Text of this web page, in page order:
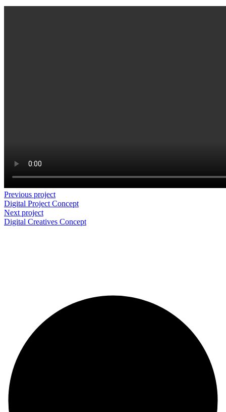
Previous project
Digital Project Concept
Next project
Digital Creatives Concept